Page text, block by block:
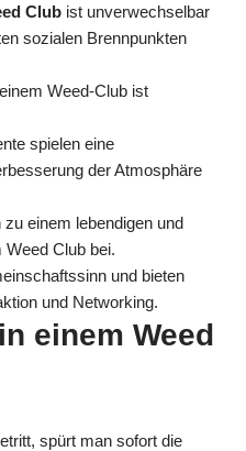
Club ist unverwechselbar
sozialen Brennpunkten
Weed-Club ist
spielen eine
der Atmosphäre
einem lebendigen und
Weed Club bei.
und bieten
und Networking.
einem Weed
spürt man sofort die